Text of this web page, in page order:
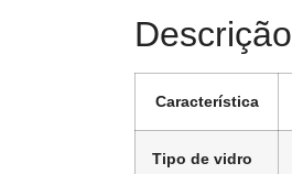
Descrição
Característica
Tipo de vidro